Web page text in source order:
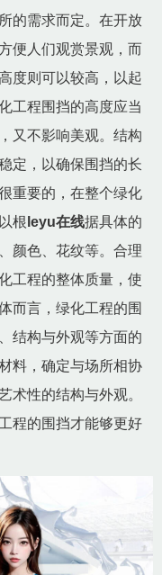
的需求而定。在开放
便人们观赏景观，而
度则可以较高，以起
工程围挡的高度应当
又不影响美观。结构
定，以确保围挡的长
重要的，在整个绿化
根 leyu在线据具体的
颜色、花纹等。合理
工程的整体质量，使
而言，绿化工程的围
结构与外观等方面的
料，确定与场所相协
术性的结构与外观。
程的围挡才能够更好